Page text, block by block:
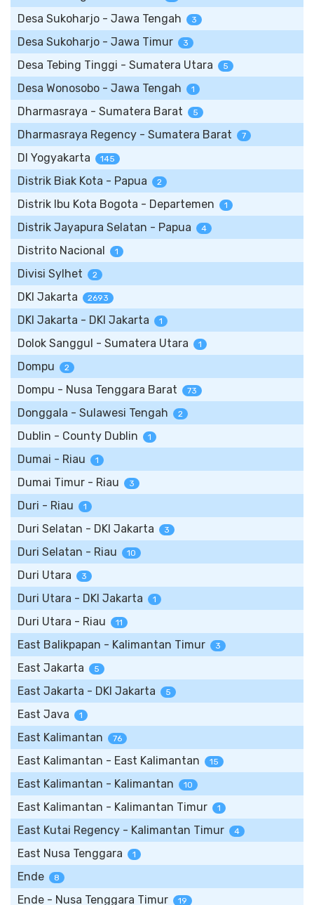
Desa Sukoharjo - Jawa Tengah 3
Desa Sukoharjo - Jawa Timur 3
Desa Tebing Tinggi - Sumatera Utara 5
Desa Wonosobo - Jawa Tengah 1
Dharmasraya - Sumatera Barat 5
Dharmasraya Regency - Sumatera Barat 7
DI Yogyakarta 145
Distrik Biak Kota - Papua 2
Distrik Ibu Kota Bogota - Departemen 1
Distrik Jayapura Selatan - Papua 4
Distrito Nacional 1
Divisi Sylhet 2
DKI Jakarta 2693
DKI Jakarta - DKI Jakarta 1
Dolok Sanggul - Sumatera Utara 1
Dompu 2
Dompu - Nusa Tenggara Barat 73
Donggala - Sulawesi Tengah 2
Dublin - County Dublin 1
Dumai - Riau 1
Dumai Timur - Riau 3
Duri - Riau 1
Duri Selatan - DKI Jakarta 3
Duri Selatan - Riau 10
Duri Utara 3
Duri Utara - DKI Jakarta 1
Duri Utara - Riau 11
East Balikpapan - Kalimantan Timur 3
East Jakarta 5
East Jakarta - DKI Jakarta 5
East Java 1
East Kalimantan 76
East Kalimantan - East Kalimantan 15
East Kalimantan - Kalimantan 10
East Kalimantan - Kalimantan Timur 1
East Kutai Regency - Kalimantan Timur 4
East Nusa Tenggara 1
Ende 8
Ende - Nusa Tenggara Timur 19